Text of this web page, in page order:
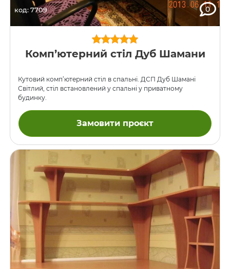
код: 7709 0
Комп’ютерний стіл Дуб Шамани
Кутовий комп’ютерний стіл в спальні. ДСП Дуб Шамані
Світлий, стіл встановлений у спальні у приватному
будинку.
Замовити проєкт